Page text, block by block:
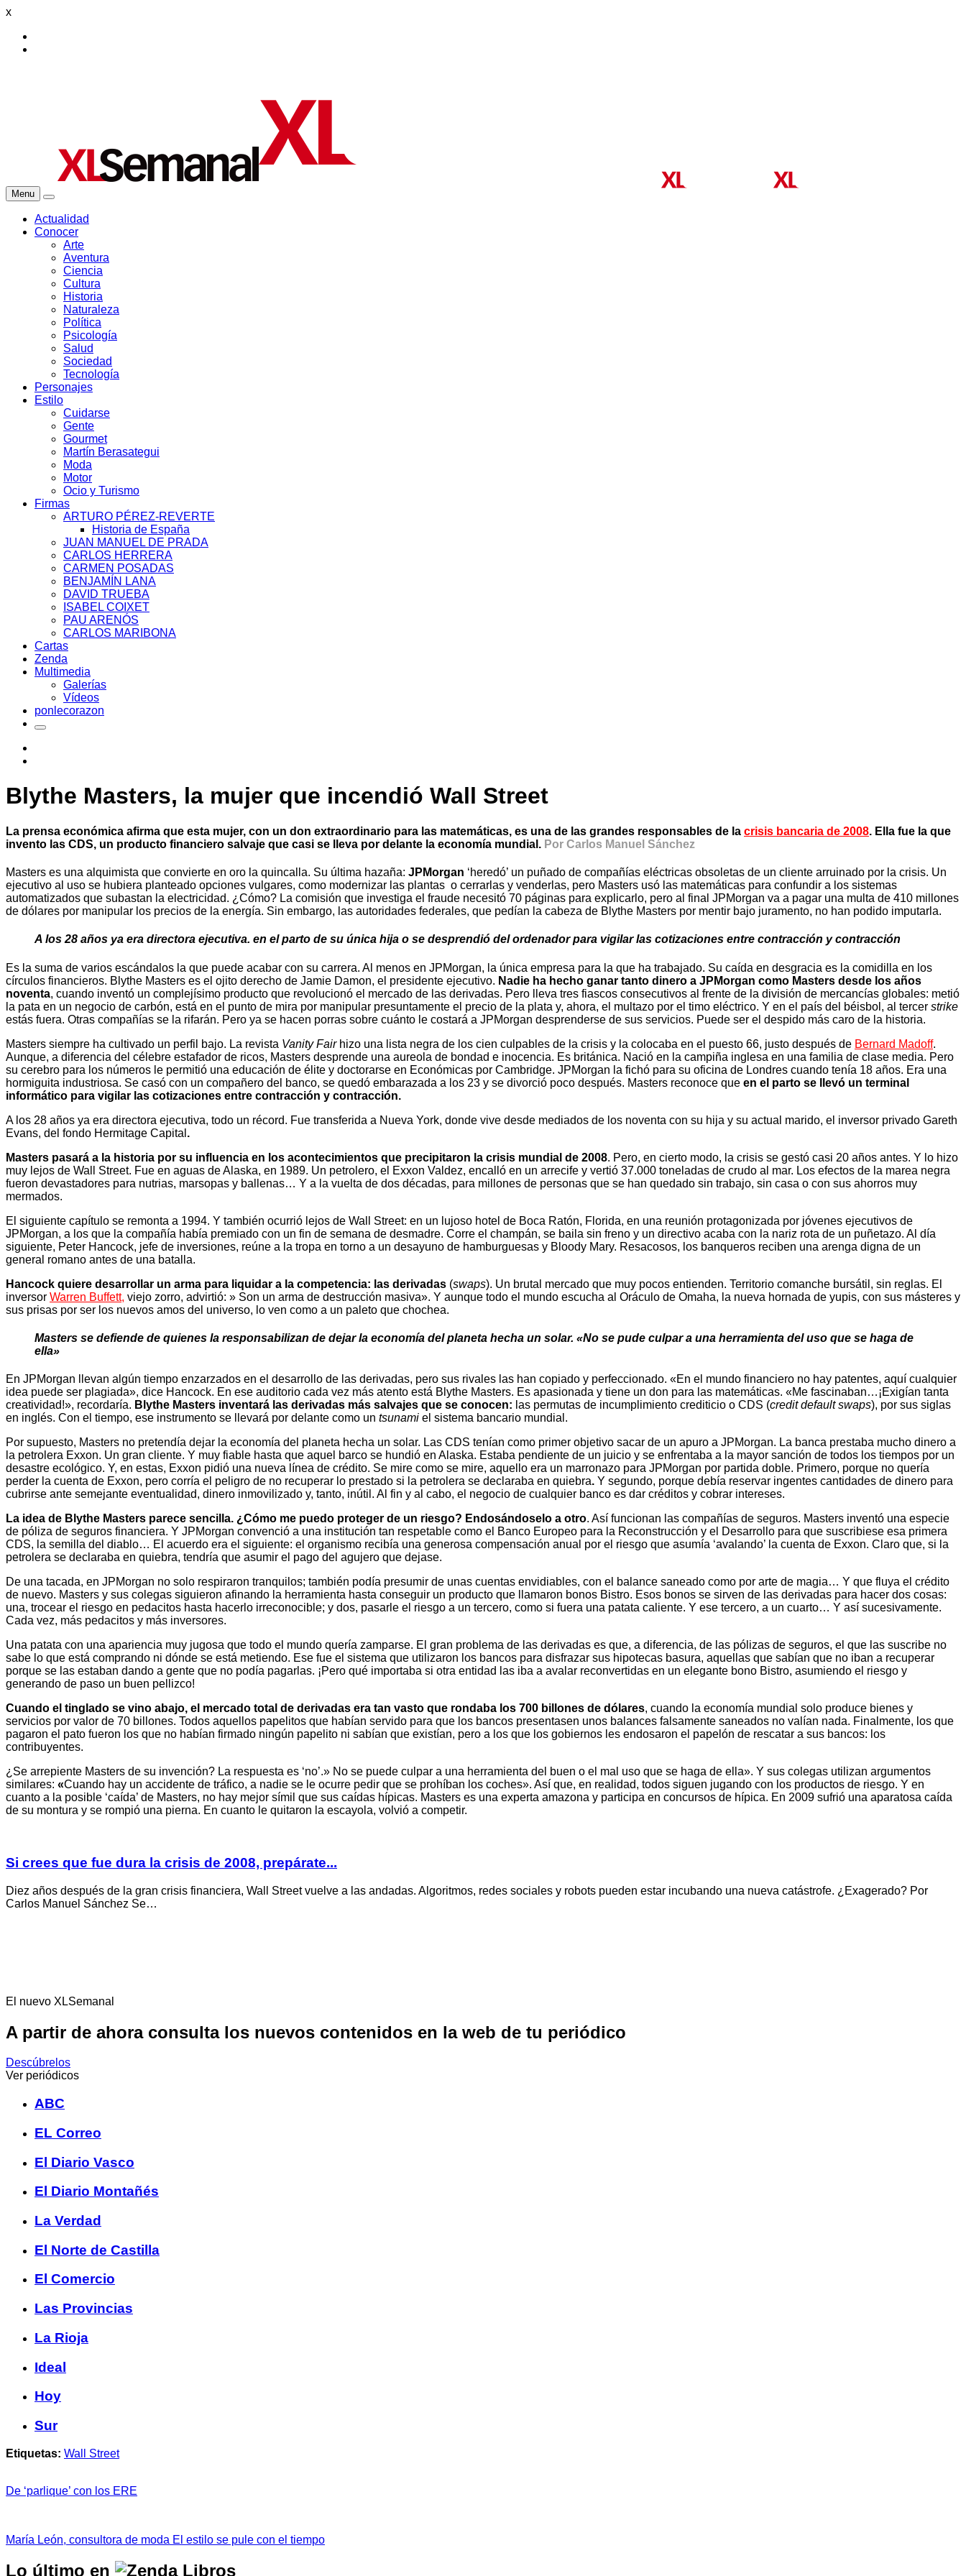
x
Menu
Actualidad
Conocer
Arte
Aventura
Ciencia
Cultura
Historia
Naturaleza
Política
Psicología
Salud
Sociedad
Tecnología
Personajes
Estilo
Cuidarse
Gente
Gourmet
Martín Berasategui
Moda
Motor
Ocio y Turismo
Firmas
ARTURO PÉREZ-REVERTE
Historia de España
JUAN MANUEL DE PRADA
CARLOS HERRERA
CARMEN POSADAS
BENJAMÍN LANA
DAVID TRUEBA
ISABEL COIXET
PAU ARENÓS
CARLOS MARIBONA
Cartas
Zenda
Multimedia
Galerías
Vídeos
ponlecorazon
Blythe Masters, la mujer que incendió Wall Street
La prensa económica afirma que esta mujer, con un don extraordinario para las matemáticas, es una de las grandes responsables de la crisis bancaria de 2008. Ella fue la que
invento las CDS, un producto financiero salvaje que casi se lleva por delante la economía mundial. Por Carlos Manuel Sánchez
Masters es una alquimista que convierte en oro la quincalla. Su última hazaña: JPMorgan ‘heredó’ un puñado de compañías eléctricas obsoletas de un cliente arruinado por la crisis. Un
ejecutivo al uso se hubiera planteado opciones vulgares, como modernizar las plantas o cerrarlas y venderlas, pero Masters usó las matemáticas para confundir a los sistemas
automatizados que subastan la electricidad. ¿Cómo? La comisión que investiga el fraude necesitó 70 páginas para explicarlo, pero al final JPMorgan va a pagar una multa de 410 millones
de dólares por manipular los precios de la energía. Sin embargo, las autoridades federales, que pedían la cabeza de Blythe Masters por mentir bajo juramento, no han podido imputarla.
A los 28 años ya era directora ejecutiva. en el parto de su única hija o se desprendió del ordenador para vigilar las cotizaciones entre contracción y contracción
Es la suma de varios escándalos la que puede acabar con su carrera. Al menos en JPMorgan, la única empresa para la que ha trabajado. Su caída en desgracia es la comidilla en los
círculos financieros. Blythe Masters es el ojito derecho de Jamie Damon, el presidente ejecutivo. Nadie ha hecho ganar tanto dinero a JPMorgan como Masters desde los años
noventa, cuando inventó un complejísimo producto que revolucionó el mercado de las derivadas. Pero lleva tres fiascos consecutivos al frente de la división de mercancías globales: metió
la pata en un negocio de carbón, está en el punto de mira por manipular presuntamente el precio de la plata y, ahora, el multazo por el timo eléctrico. Y en el país del béisbol, al tercer strike
estás fuera. Otras compañías se la rifarán. Pero ya se hacen porras sobre cuánto le costará a JPMorgan desprenderse de sus servicios. Puede ser el despido más caro de la historia.
Masters siempre ha cultivado un perfil bajo. La revista Vanity Fairhizo una lista negra de los cien culpables de la crisis y la colocaba en el puesto 66, justo después de Bernard Madoff.
Aunque, a diferencia del célebre estafador de ricos, Masters desprende una aureola de bondad e inocencia. Es británica. Nació en la campiña inglesa en una familia de clase media. Pero
su cerebro para los números le permitió una educación de élite y doctorarse en Económicas por Cambridge. JPMorgan la fichó para su oficina de Londres cuando tenía 18 años. Era una
hormiguita industriosa. Se casó con un compañero del banco, se quedó embarazada a los 23 y se divorció poco después. Masters reconoce que en el parto se llevó un terminal
informático para vigilar las cotizaciones entre contracción y contracción.
A los 28 años ya era directora ejecutiva, todo un récord. Fue transferida a Nueva York, donde vive desde mediados de los noventa con su hija y su actual marido, el inversor privado Gareth
Evans, del fondo Hermitage Capital .
Masters pasará a la historia por su influencia en los acontecimientos que precipitaron la crisis mundial de 2008. Pero, en cierto modo, la crisis se gestó casi 20 años antes. Y lo hizo
muy lejos de Wall Street. Fue en aguas de Alaska, en 1989. Un petrolero, el Exxon Valdez, encalló en un arrecife y vertió 37.000 toneladas de crudo al mar. Los efectos de la marea negra
fueron devastadores para nutrias, marsopas y ballenas… Y a la vuelta de dos décadas, para millones de personas que se han quedado sin trabajo, sin casa o con sus ahorros muy
mermados.
El siguiente capítulo se remonta a 1994. Y también ocurrió lejos de Wall Street: en un lujoso hotel de Boca Ratón, Florida, en una reunión protagonizada por jóvenes ejecutivos de
JPMorgan, a los que la compañía había premiado con un fin de semana de desmadre. Corre el champán, se baila sin freno y un directivo acaba con la nariz rota de un puñetazo. Al día
siguiente, Peter Hancock, jefe de inversiones, reúne a la tropa en torno a un desayuno de hamburguesas y Bloody Mary. Resacosos, los banqueros reciben una arenga digna de un
general romano antes de una batalla.
Hancock quiere desarrollar un arma para liquidar a la competencia: las derivadas (swaps). Un brutal mercado que muy pocos entienden. Territorio comanche bursátil, sin reglas. El
inversor Warren Buffett, viejo zorro, advirtió: » Son un arma de destrucción masiva». Y aunque todo el mundo escucha al Oráculo de Omaha, la nueva hornada de yupis, con sus másteres y
sus prisas por ser los nuevos amos del universo, lo ven como a un paleto que chochea.
Masters se defiende de quienes la responsabilizan de dejar la economía del planeta hecha un solar. «No se pude culpar a una herramienta del uso que se haga de
ella»
En JPMorgan llevan algún tiempo enzarzados en el desarrollo de las derivadas, pero sus rivales las han copiado y perfeccionado. «En el mundo financiero no hay patentes, aquí cualquier
idea puede ser plagiada», dice Hancock. En ese auditorio cada vez más atento está Blythe Masters. Es apasionada y tiene un don para las matemáticas. «Me fascinaban…¡Exigían tanta
creatividad!», recordaría. Blythe Masters inventará las derivadas más salvajes que se conocen: las permutas de incumplimiento crediticio o CDS (credit default swaps), por sus siglas
en inglés. Con el tiempo, ese instrumento se llevará por delante como un tsunami el sistema bancario mundial.
Por supuesto, Masters no pretendía dejar la economía del planeta hecha un solar. Las CDS tenían como primer objetivo sacar de un apuro a JPMorgan. La banca prestaba mucho dinero a
la petrolera Exxon. Un gran cliente. Y muy fiable hasta que aquel barco se hundió en Alaska. Estaba pendiente de un juicio y se enfrentaba a la mayor sanción de todos los tiempos por un
desastre ecológico. Y, en estas, Exxon pidió una nueva línea de crédito. Se mire como se mire, aquello era un marronazo para JPMorgan por partida doble. Primero, porque no quería
perder la cuenta de Exxon, pero corría el peligro de no recuperar lo prestado si la petrolera se declaraba en quiebra. Y segundo, porque debía reservar ingentes cantidades de dinero para
cubrirse ante semejante eventualidad, dinero inmovilizado y, tanto, inútil. Al fin y al cabo, el negocio de cualquier banco es dar créditos y cobrar intereses.
La idea de Blythe Masters parece sencilla. ¿Cómo me puedo proteger de un riesgo? Endosándoselo a otro. Así funcionan las compañías de seguros. Masters inventó una especie
de póliza de seguros financiera. Y JPMorgan convenció a una institución tan respetable como el Banco Europeo para la Reconstrucción y el Desarrollo para que suscribiese esa primera
CDS, la semilla del diablo… El acuerdo era el siguiente: el organismo recibía una generosa compensación anual por el riesgo que asumía ‘avalando’ la cuenta de Exxon. Claro que, si la
petrolera se declaraba en quiebra, tendría que asumir el pago del agujero que dejase.
De una tacada, en JPMorgan no solo respiraron tranquilos; también podía presumir de unas cuentas envidiables, con el balance saneado como por arte de magia… Y que fluya el crédito
de nuevo. Masters y sus colegas siguieron afinando la herramienta hasta conseguir un producto que llamaron bonos Bistro. Esos bonos se sirven de las derivadas para hacer dos cosas:
una, trocear el riesgo en pedacitos hasta hacerlo irreconocible; y dos, pasarle el riesgo a un tercero, como si fuera una patata caliente. Y ese tercero, a un cuarto… Y así sucesivamente.
Cada vez, más pedacitos y más inversores.
Una patata con una apariencia muy jugosa que todo el mundo quería zamparse. El gran problema de las derivadas es que, a diferencia, de las pólizas de seguros, el que las suscribe no
sabe lo que está comprando ni dónde se está metiendo. Ese fue el sistema que utilizaron los bancos para disfrazar sus hipotecas basura, aquellas que sabían que no iban a recuperar
porque se las estaban dando a gente que no podía pagarlas. ¡Pero qué importaba si otra entidad las iba a avalar reconvertidas en un elegante bono Bistro, asumiendo el riesgo y
generando de paso un buen pellizco!
Cuando el tinglado se vino abajo, el mercado total de derivadas era tan vasto que rondaba los 700 billones de dólares, cuando la economía mundial solo produce bienes y
servicios por valor de 70 billones. Todos aquellos papelitos que habían servido para que los bancos presentasen unos balances falsamente saneados no valían nada. Finalmente, los que
pagaron el pato fueron los que no habían firmado ningún papelito ni sabían que existían, pero a los que los gobiernos les endosaron el papelón de rescatar a sus bancos: los
contribuyentes.
¿Se arrepiente Masters de su invención? La respuesta es ‘no’.» No se puede culpar a una herramienta del buen o el mal uso que se haga de ella». Y sus colegas utilizan argumentos
similares: «Cuando hay un accidente de tráfico, a nadie se le ocurre pedir que se prohíban los coches». Así que, en realidad, todos siguen jugando con los productos de riesgo. Y en
cuanto a la posible ‘caída’ de Masters, no hay mejor símil que sus caídas hípicas. Masters es una experta amazona y participa en concursos de hípica. En 2009 sufrió una aparatosa caída
de su montura y se rompió una pierna. En cuanto le quitaron la escayola, volvió a competir.
Si crees que fue dura la crisis de 2008, prepárate...
Diez años después de la gran crisis financiera, Wall Street vuelve a las andadas. Algoritmos, redes sociales y robots pueden estar incubando una nueva catástrofe. ¿Exagerado? Por
Carlos Manuel Sánchez Se…
El nuevo XLSemanal
A partir de ahora consulta los nuevos contenidos en la web de tu periódico
Descúbrelos
Ver periódicos
ABC
EL Correo
El Diario Vasco
El Diario Montañés
La Verdad
El Norte de Castilla
El Comercio
Las Provincias
La Rioja
Ideal
Hoy
Sur
Etiquetas: Wall Street
De ‘parlique’ con los ERE
María León, consultora de moda El estilo se pule con el tiempo
Lo último en